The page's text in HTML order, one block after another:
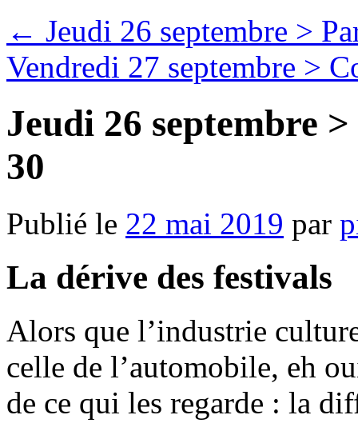
← Jeudi 26 septembre >
Vendredi 27 septembre >
Jeudi 26 septembre
30
Publié le 22 mai 2019 par
La dérive des festivals
Alors que l’industrie
celle de l’automobile, eh
de ce qui les regarde : la